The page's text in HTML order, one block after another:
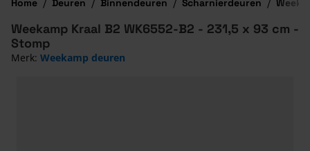
Home / Deuren / Binnendeuren / Scharnierdeuren /
Weekamp Kraal B2 WK6552-B2 - 231,5 x 93 cm -
Stomp
Merk: Weekamp deuren